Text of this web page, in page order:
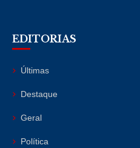
EDITORIAS
Últimas
Destaque
Geral
Política